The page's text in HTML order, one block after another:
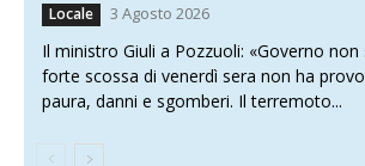
Locale 3 Agosto 2026
Il ministro Giuli a Pozzuoli: «Governo non
forte scossa di venerdì sera non ha
paura, danni e sgomberi. Il terremoto...